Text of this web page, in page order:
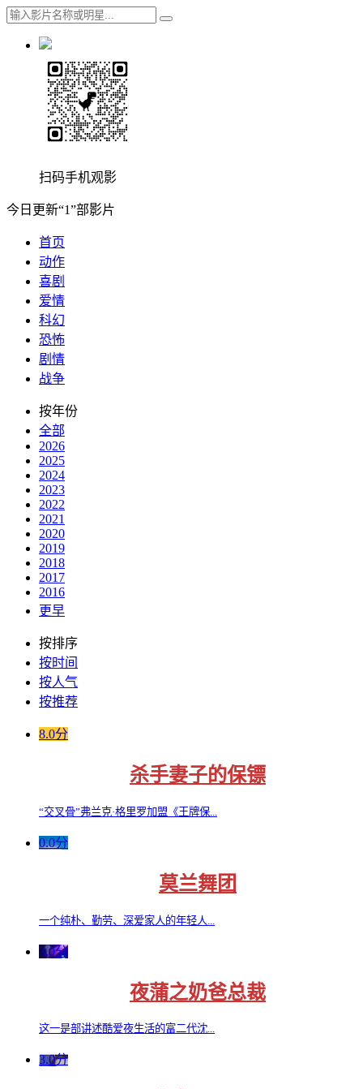
扫码手机观影
今日更新“1”部影片
首页
动作
喜剧
爱情
科幻
恐怖
剧情
战争
按年份
全部
2026
2025
2024
2023
2022
2021
2020
2019
2018
2017
2016
更早
按排序
按时间
按人气
按推荐
8.0分
杀手妻子的保镖
“交叉骨”弗兰克·格里罗加盟《王牌保...
0.0分
莫兰舞团
一个纯朴、勤劳、深爱家人的年轻人...
3.0分
夜蒲之奶爸总裁
这一是部讲述酷爱夜生活的富二代沈...
3.0分